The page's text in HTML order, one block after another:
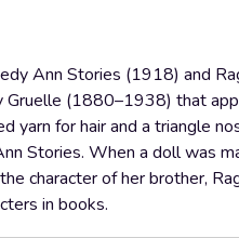
Ann Stories (1918) and
Gruelle (1880–1938) that
for hair and a triangle
Stories. When a doll was
character of her brother,
in books.